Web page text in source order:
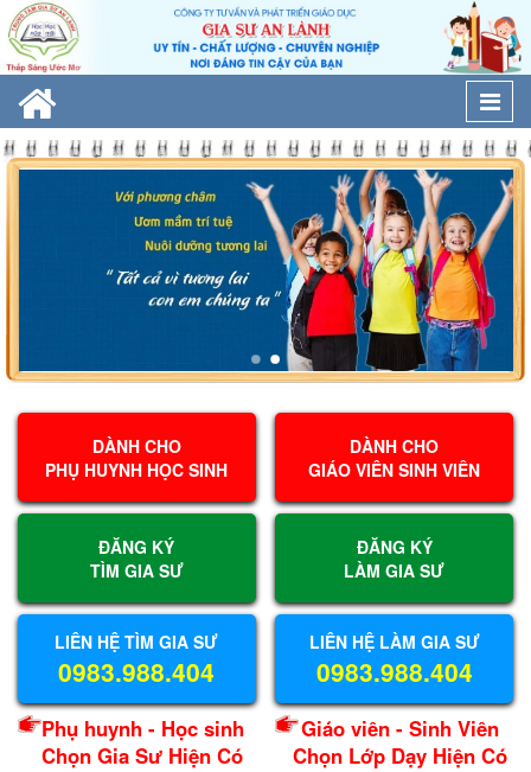
DÀNH CHO
PHỤ HUYNH HỌC SINH
ĐĂNG KÝ
TÌM GIA SƯ
LIÊN HỆ TÌM GIA SƯ
0983.988.404
Phụ huynh - Học sinh
Chọn Gia Sư Hiện Có
DÀNH CHO
GIÁO VIÊN SINH VIÊN
ĐĂNG KÝ
LÀM GIA SƯ
LIÊN HỆ LÀM GIA SƯ
0983.988.404
Giáo viên - Sinh Viên
Chọn Lớp Dạy Hiện Có